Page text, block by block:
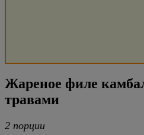
Жареное филе
травами
2 порции